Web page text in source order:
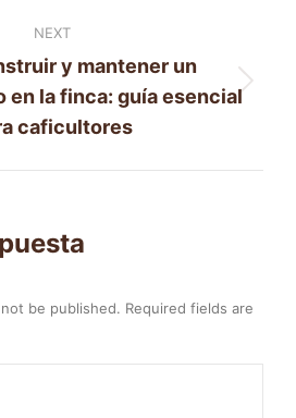
NEXT
Next
post:
y mantener un
en la finca: guía esencial
caficultores
be published. Required fields are